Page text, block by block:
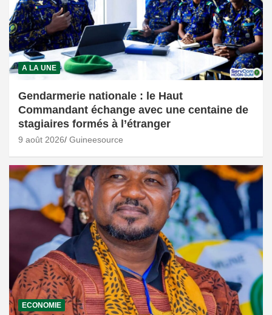
A LA UNE
Gendarmerie nationale : le Haut
Commandant échange avec une centaine de
stagiaires formés à l’étranger
9 août 2026 Guineesource
ECONOMIE